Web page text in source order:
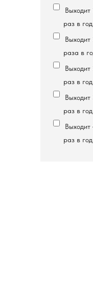
Выходит
раз в год
Выходит
раза в
раз в год
раз в год
раз в год